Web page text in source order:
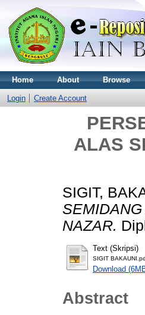
Home About Browse
Login Create Account
ALAS
SIGIT,
NAZAR.
Text (Skripsi)
SIGIT
Download
Abstract